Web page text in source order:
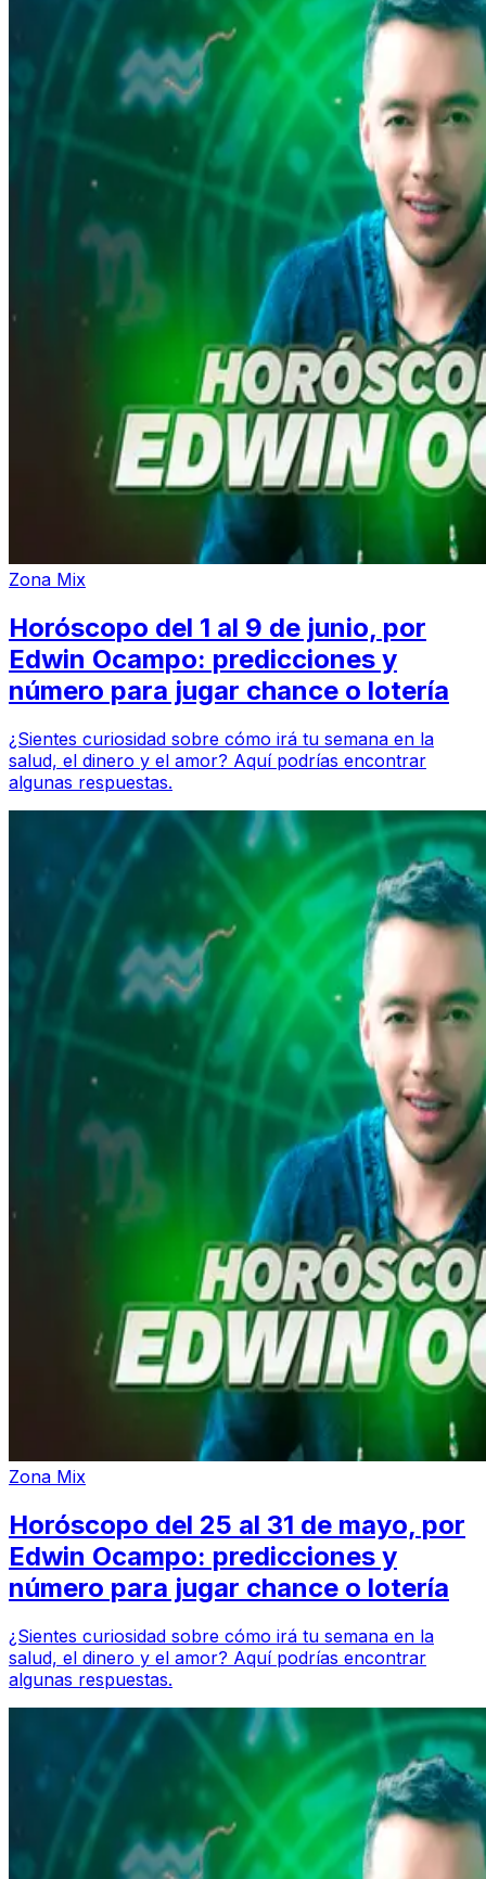
Zona Mix
Horóscopo del 1 al 9 de junio, por
Edwin Ocampo: predicciones y
número para jugar chance o lotería
¿Sientes curiosidad sobre cómo irá tu semana en la
salud, el dinero y el amor? Aquí podrías encontrar
algunas respuestas.
Zona Mix
Horóscopo del 25 al 31 de mayo, por
Edwin Ocampo: predicciones y
número para jugar chance o lotería
¿Sientes curiosidad sobre cómo irá tu semana en la
salud, el dinero y el amor? Aquí podrías encontrar
algunas respuestas.